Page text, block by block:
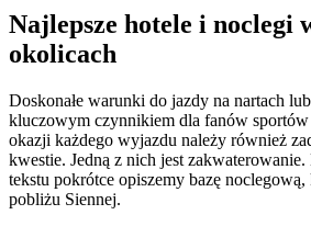
Najlepsze hotele i noclegi
okolicach
Doskonałe warunki do jazdy na nartach
kluczowym czynnikiem dla fanów
okazji każdego wyjazdu należy również
kwestie. Jedną z nich jest
tekstu pokrótce opiszemy bazę
pobliżu Siennej.